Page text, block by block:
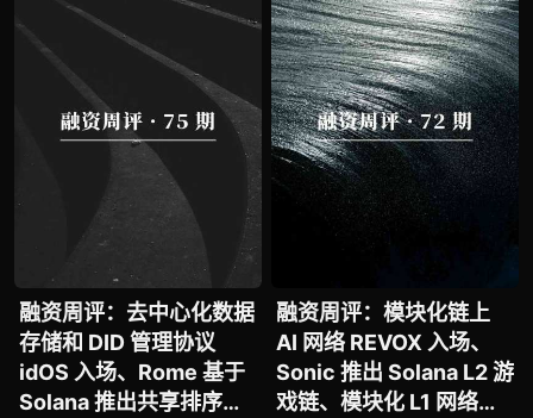
dApps 提供区块空间、
将时间 Token 化的
Time.fun 能否破解社交
与创作者经济难题？
上 “LinkedIn”、Agent
基于 ERC-6551 推出链
上子账户交易与管理 …
融资周评：去中心化数据
存储和 DID 管理协议
idOS 入场、Rome 基于
Solana 推出共享排序
融资周评：模块化链上
AI 网络 REVOX 入场、
Sonic 推出 Solana L2 游
戏链、模块化 L1 网络